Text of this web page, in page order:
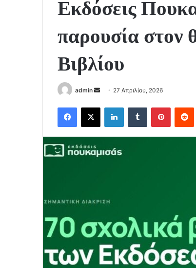
Εκδόσεις
παρουσία στον
Βιβλίου
admin
Send
email
27 Απριλίου, 2026
Facebook
X LinkedInTumblr Pinterest